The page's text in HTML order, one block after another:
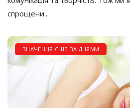
спрощени...
ЗНАЧЕННЯ СНІВ ЗА ДНЯМИ